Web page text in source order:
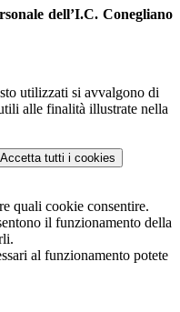
dell’I.C. Conegliano
utilizzati si avvalgono di
alle finalità illustrate nella
Accetta tutti i cookies
quali cookie consentire.
il funzionamento della
al funzionamento potete